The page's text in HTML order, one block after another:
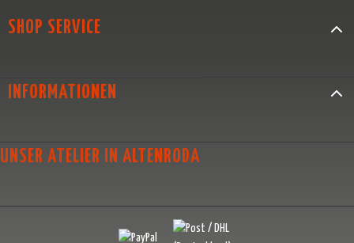
SHOP SERVICE
INFORMATIONEN
UNSER ATELIER IN ALTENRODA